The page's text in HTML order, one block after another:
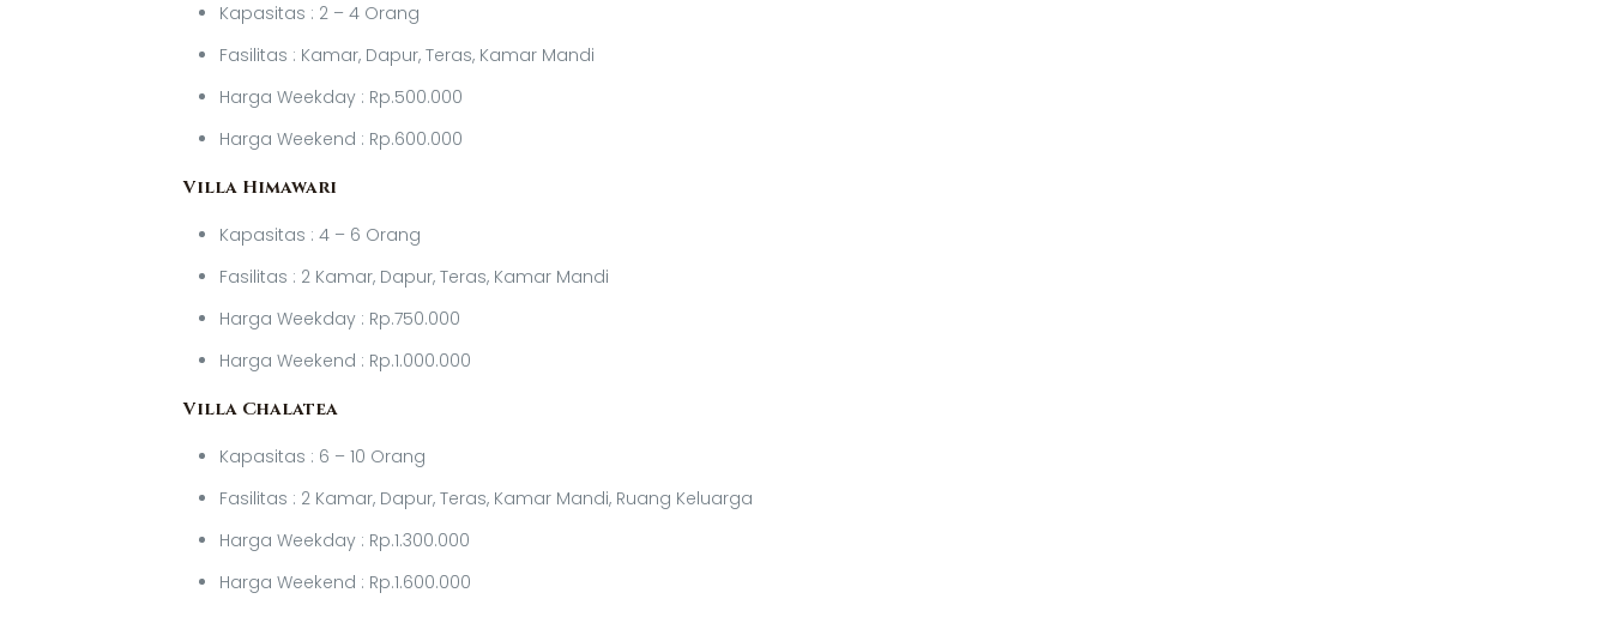
Kapasitas : 2 – 4 Orang
Fasilitas : Kamar, Dapur, Teras, Kamar Mandi
Harga Weekday : Rp.500.000
Harga Weekend : Rp.600.000
Villa Himawari
Kapasitas : 4 – 6 Orang
Fasilitas : 2 Kamar, Dapur, Teras, Kamar Mandi
Harga Weekday : Rp.750.000
Harga Weekend : Rp.1.000.000
Villa Chalatea
Kapasitas : 6 – 10 Orang
Fasilitas : 2 Kamar, Dapur, Teras, Kamar Mandi, Ruang Keluarga
Harga Weekday : Rp.1.300.000
Harga Weekend : Rp.1.600.000